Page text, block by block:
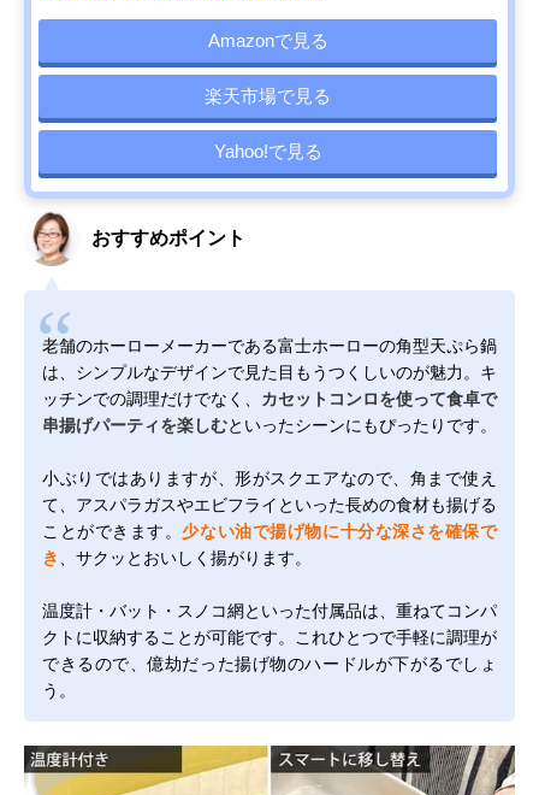
Amazonで見る
楽天市場で見る
Yahoo!で見る
おすすめポイント
老舗のホーローメーカーである富士ホーローの角型天ぷら鍋
は、シンプルなデザインで見た目もうつくしいのが魅力。キ
ッチンでの調理だけでなく、 カセットコンロを使って食卓で
串揚げパーティを楽しむといったシーンにもぴったりです。
小ぶりではありますが、形がスクエアなので、角まで使え
て、アスパラガスやエビフライといった長めの食材も揚げる
ことができます。少ない油で揚げ物に十分な深さを確保で
き
、サクッとおいしく揚がります。
温度計・バット・スノコ網といった付属品は、重ねてコンパ
クトに収納することが可能です。これひとつで手軽に調理が
できるので、億劫だった揚げ物のハードルが下がるでしょ
う。